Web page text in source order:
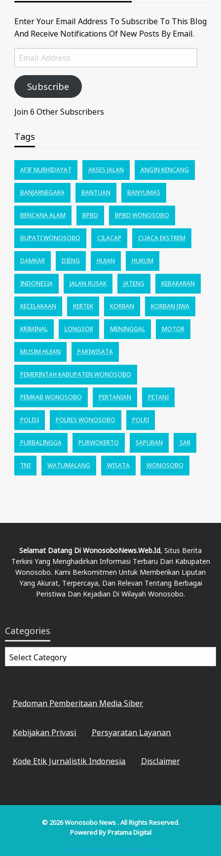
Enter Your Email Address To Subscribe To This Blog
And Receive Notifications Of New Posts By Email.
Email
Address
Subscribe
Join 6 Other Subscribers
Tags
AFIF NURHIDAYAT AKSES JALAN ANGIN KENCANG
BANJARNEGARA BANTUAN BANYUMAS
BENCANA ALAM BPBD BPBD WONOSOBO
BUPATI WONOSOBO CILACAP CUACA EKSTREM
DAMKAR DIENG HUJAN HUKUM
INDONESIA JALAN RUSAK JATENG KEBAKARAN
KECELAKAAN KERTEK KORBAN KORBAN JIWA
KRIMINAL LONGSOR MENINGGAL MOTOR
MUSIM HUJAN PARIWISATA
PEMERINTAH KABUPATEN WONOSOBO
PEMKAB WONOSOBO PERTANIAN PETANI
POLISI POLRES WONOSOBO POLRI
PURBALINGGA PURWOKERTO SAPURAN SAR
TNI WATUMALANG WISATA WONOSOBO
Selamat Datang Di WonosoboNews.web.id, Situs Berita
Terkini Yang Menghadirkan Informasi Terbaru Dari Kabupaten
Wonosobo. Kami Berkomitmen Untuk Memberikan Liputan
Yang Akurat, Terpercaya, Dan Relevan Tentang Berbagai
Peristiwa Dan Kejadian Di Wilayah Wonosobo.
Categories
Categories
Pedoman Pemberitaan Media Siber
Kebijakan Privasi Persyaratan Layanan
Kode Etik Jurnalistik Indonesia Disclaimer
© 2026Wonosobo News. All Rights Reserved.
Powered ByPratama Digital